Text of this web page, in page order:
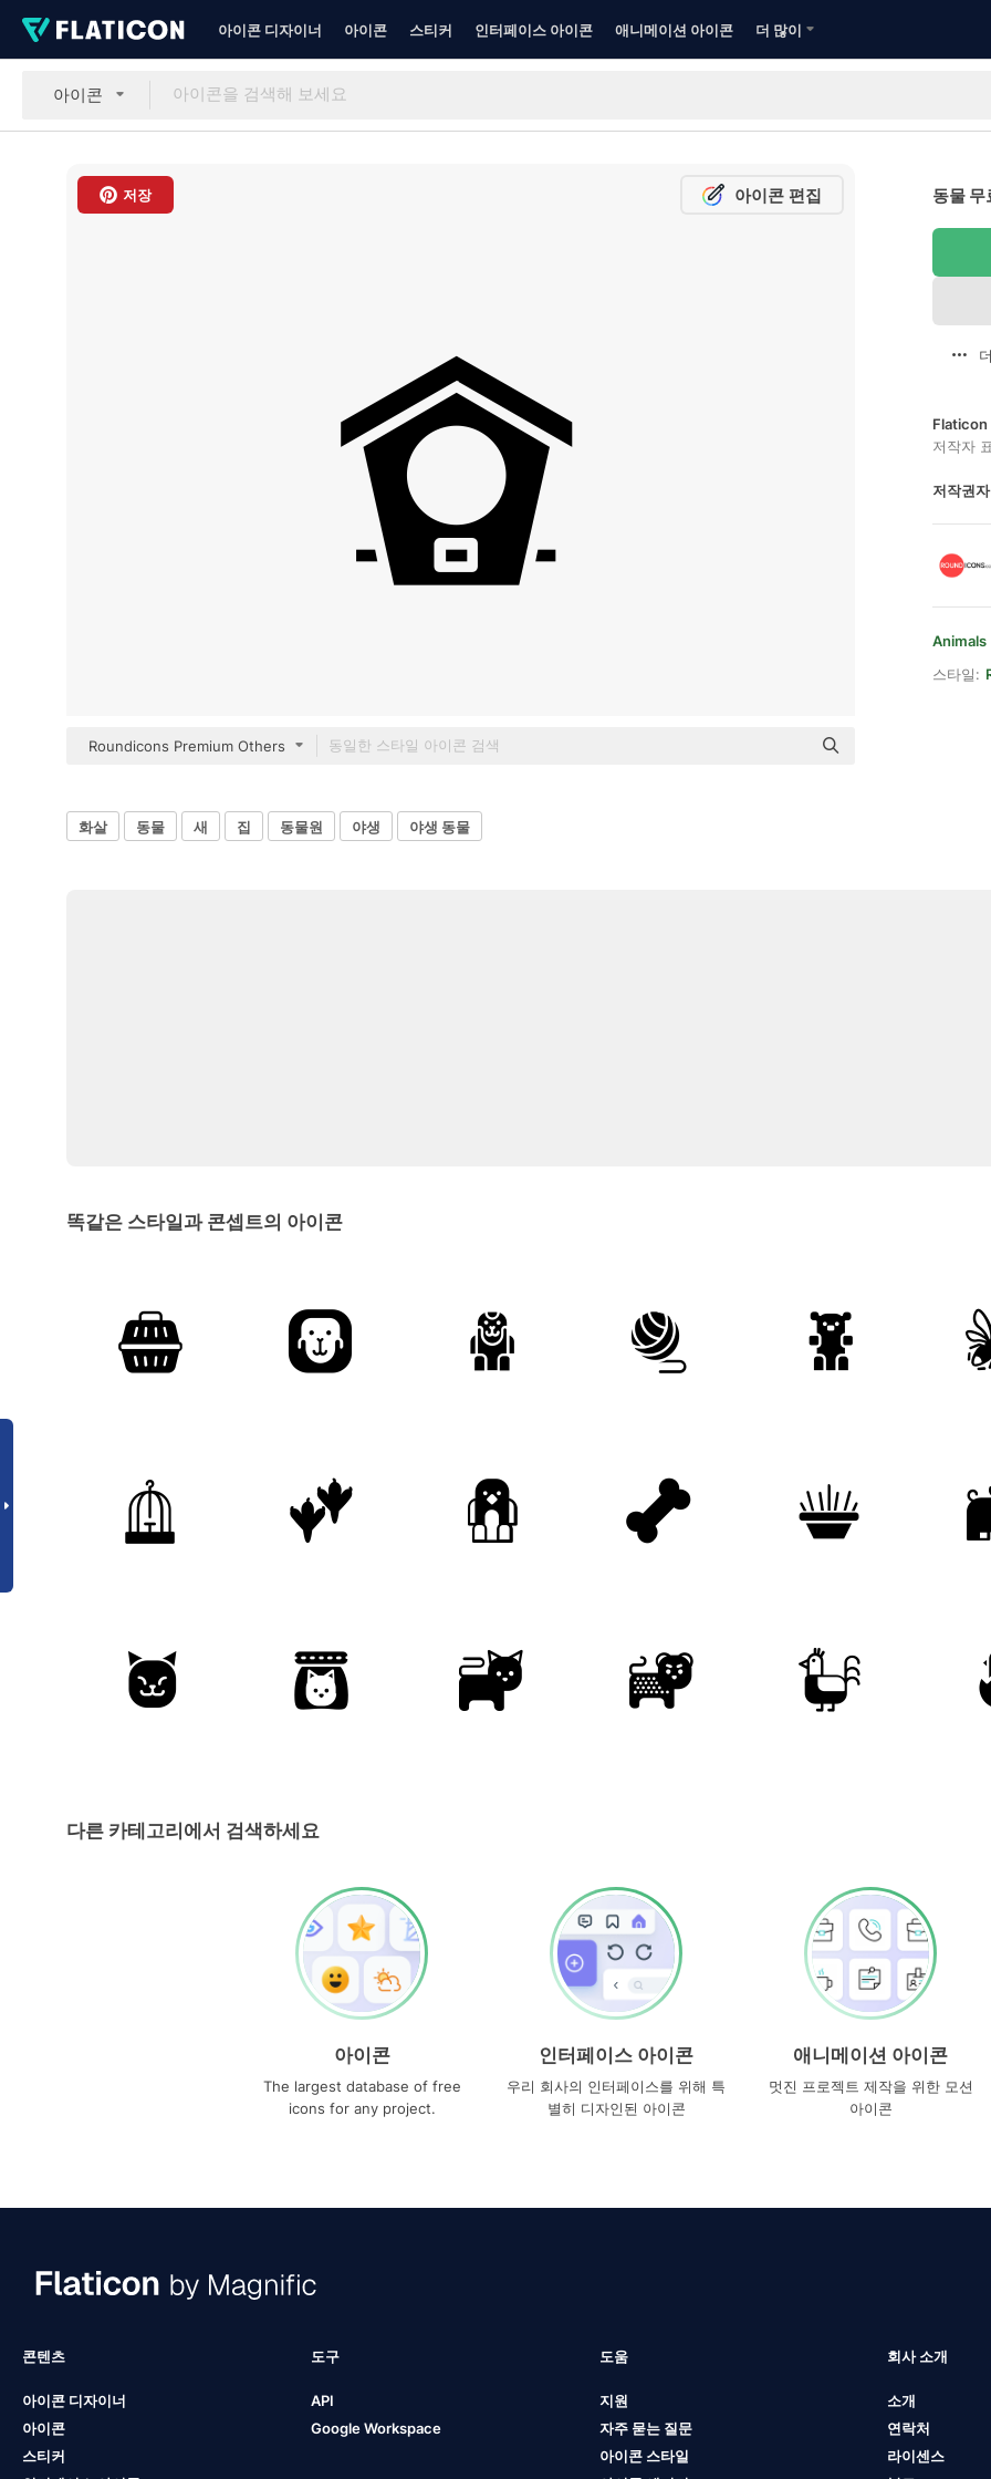
아이콘 디자이너 아이콘 스티커 인터페이스 아이콘 애니메이션 아이콘 더 많이
아이콘
저장 아이콘 편집
Roundicons Premium Others
동물 무
Flaticon
저작자
저작권
Animals
스타일:
화살 동물 새 집 동물원 야생 야생 동물
똑같은 스타일과 콘셉트의 아이콘
다른 카테고리에서 검색하세요
아이콘
The largest database of free
icons for any project.
인터페이스 아이콘
우리 회사의 인터페이스를 위해 특
별히 디자인된 아이콘
애니메이션 아이콘
멋진 프로젝트 제작을 위한 모션
아이콘
콘텐츠
아이콘 디자이너
아이콘
스티커
도구
API
Google Workspace
도움
지원
자주 묻는 질문
아이콘 스타일
회사 소개
소개
연락처
라이센스